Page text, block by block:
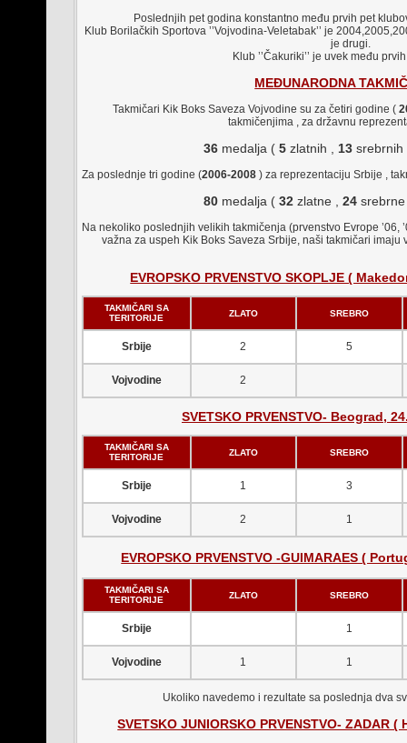
Poslednjih pet godina konstantno među prvih pet
Klub Borilačkih Sportova ’’Vojvodina-Veletabak’’ je
je drugi.
Klub ’’Čakuriki’’ je uvek među
MEĐUNARODNA
Takmičari Kik Boks Saveza Vojvodine su za četiri godine (
takmičenjima , za državnu
36 medalja ( 5 zlatnih , 13
Za poslednje tri godine (2006-2008 ) za reprezentaciju Srbije ,
80 medalja (32 zlatne ,24
Na nekoliko poslednjih velikih takmičenja (prvenstvo Evrope ’06,
važna za uspeh Kik Boks Saveza Srbije, naši takmičari
EVROPSKO PRVENSTVO SKOPLJE (
TAKMIČARI SA
TERITORIJE
ZLATO SREBRO
Srbije 2 5
Vojvodine 2
SVETSKO PRVENSTVO- Beograd,
TAKMIČARI SA
TERITORIJE
ZLATO SREBRO
Srbije 1 3
Vojvodine 2 1
EVROPSKO PRVENSTVO -GUIMARAES (
TAKMIČARI SA
TERITORIJE
ZLATO SREBRO
Srbije 1
Vojvodine 1 1
Ukoliko navedemo i rezultate sa poslednja dva
SVETSKO JUNIORSKO PRVENSTVO- ZADAR (